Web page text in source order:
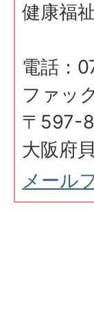
健康福
電話：
ファッ
〒597-
大阪府
メール